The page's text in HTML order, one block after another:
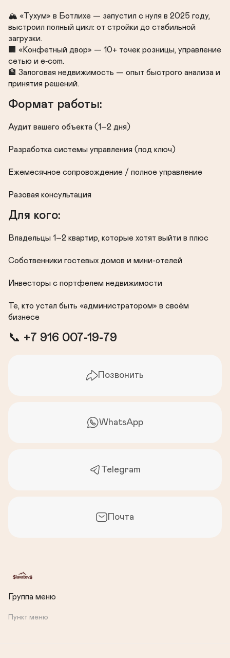
🏔️ «Тухум» в Ботлихе — запустил с нуля в 2025 году,
выстроил полный цикл: от стройки до стабильной
загрузки.
🏢 «Конфетный двор» — 10+ точек розницы, управление
сетью и e‑com.
🏦 Залоговая недвижимость — опыт быстрого анализа и
принятия решений.
Формат работы:
Аудит вашего объекта (1–2 дня)
Разработка системы управления (под ключ)
Ежемесячное сопровождение / полное управление
Разовая консультация
Для кого:
Владельцы 1–2 квартир, которые хотят выйти в плюс
Собственники гостевых домов и мини-отелей
Инвесторы с портфелем недвижимости
Те, кто устал быть «администратором» в своём
бизнесе
📞 +7 916 007-19-79
Позвонить
WhatsApp
Telegram
Почта
Группа меню
Пункт меню